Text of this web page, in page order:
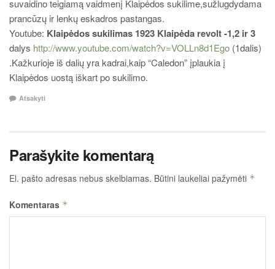
suvaidino teigiamą vaidmenį Klaipėdos sukilime,sužlugdydama
prancūzų ir lenkų eskadros pastangas.
Youtube: Klaipėdos sukilimas 1923 Klaipėda revolt -1,2 ir 3
dalys http://www.youtube.com/watch?v=VOLLn8d1Ego (1dalis)
.Kažkurioje iš dalių yra kadrai,kaip “Caledon” įplaukia į
Klaipėdos uostą iškart po sukilimo.
Atsakyti
Parašykite komentarą
El. pašto adresas nebus skelbiamas. Būtini laukeliai pažymėti *
Komentaras *